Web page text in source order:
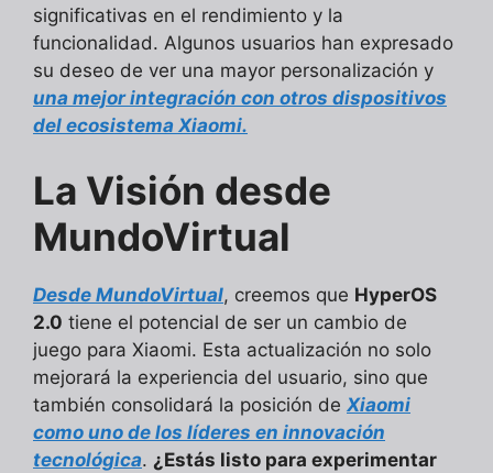
significativas en el rendimiento y la
funcionalidad. Algunos usuarios han expresado
su deseo de ver una mayor personalización y
una mejor integración con otros dispositivos
del ecosistema Xiaomi.
La Visión desde
MundoVirtual
Desde MundoVirtual, creemos que HyperOS
2.0 tiene el potencial de ser un cambio de
juego para Xiaomi. Esta actualización no solo
mejorará la experiencia del usuario, sino que
también consolidará la posición de Xiaomi
como uno de los líderes en innovación
tecnológica. ¿Estás listo para experimentar